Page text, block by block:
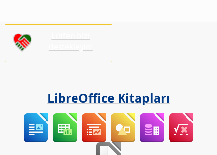
LibreOffice Kitapları